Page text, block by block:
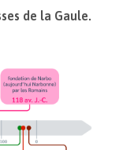
de la Gaule.